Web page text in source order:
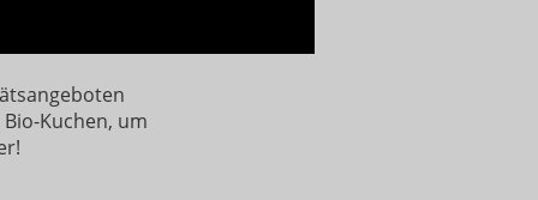
Kuchen, um